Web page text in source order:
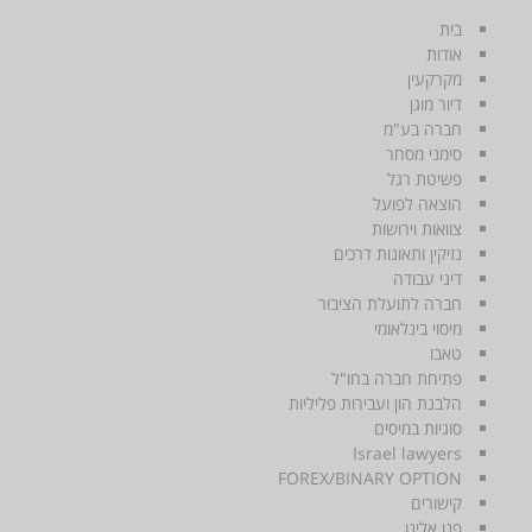
בית
אודות
מקרקעין
דיור מוגן
חברה בע"מ
סימני מסחר
פשיטת רגל
הוצאה לפועל
צוואות וירושות
נזיקין ותאונות דרכים
דיני עבודה
חברה לתועלת הציבור
מיסוי בינלאומי
טאבו
פתיחת חברה בחו"ל
הלבנת הון ועבירות פליליות
סוגיות במיסים
Israel lawyers
FOREX/BINARY OPTION
קישורים